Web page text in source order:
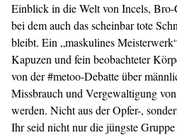
Einblick in die Welt von Incels, Bro-
bei dem auch das scheinbar tote
bleibt. Ein „maskulines
Kapuzen und fein beobachteter
von der #metoo-Debatte über
Missbrauch und Vergewaltigung
werden. Nicht aus der Opfer-,
Ihr seid nicht nur die jüngste